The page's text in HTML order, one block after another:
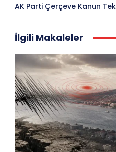
AK Parti Çerçeve Kanun
İlgili Makaleler